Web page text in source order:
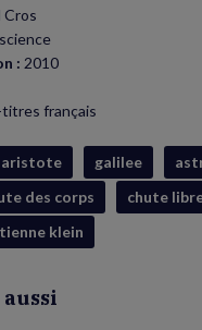
Cros
: 2010
français
aristote galilee
des corps
chute
klein